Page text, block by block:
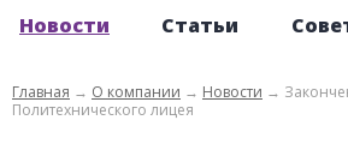
Новости
Статьи
Главная → О компании → Новости →
Политехнического лицея